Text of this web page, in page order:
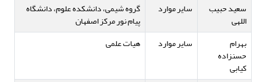
سعید حبیب
اللهی
سایر موارد گروه شیمی، دانشکده علوم، دانشگاه
پیام نور مرکز اصفهان
بهرام
حسن‎زاده
سایر موارد هیات علمی